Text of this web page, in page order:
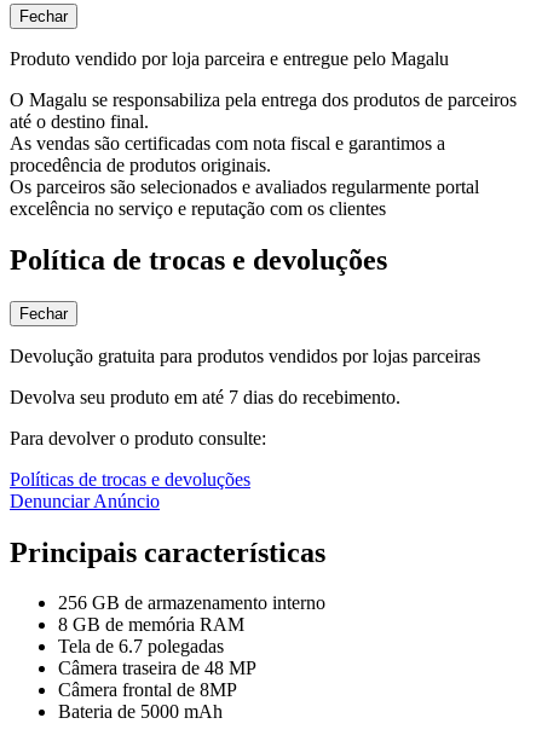
Fechar
Produto vendido por loja parceira e entregue pelo Magalu
O Magalu se responsabiliza pela entrega dos produtos de parceiros
até o destino final.
As vendas são certificadas com nota fiscal e garantimos a
procedência de produtos originais.
Os parceiros são selecionados e avaliados regularmente portal
excelência no serviço e reputação com os clientes
Política de trocas e devoluções
Fechar
Devolução gratuita para produtos vendidos por lojas parceiras
Devolva seu produto em até 7 dias do recebimento.
Para devolver o produto consulte:
Políticas de trocas e devoluções
Denunciar Anúncio
Principais características
256 GB de armazenamento interno
8 GB de memória RAM
Tela de 6.7 polegadas
Câmera traseira de 48 MP
Câmera frontal de 8MP
Bateria de 5000 mAh